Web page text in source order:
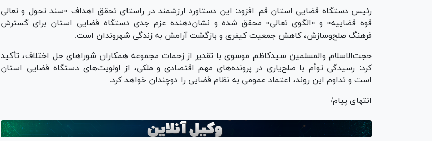
رئیس دستگاه قضایی استان قم افزود: این دستاورد ارزشمند در راستای تحقق اهداف «سند تحول و تعالی
قوه قضاییه» و «الگوی تعالی» محقق شده و نشان‌دهنده عزم جدی دستگاه قضایی استان برای گسترش
فرهنگ صلح‌وسازش، کاهش جمعیت کیفری و بازگشت آرامش به زندگی شهروندان است.
حجت‌الاسلام والمسلمین سیدکاظم موسوی با تقدیر از زحمات مجموعه همکاران شورا‌های حل اختلاف، تأکید
کرد: رسیدگی توأم با صلح‌یاری در پرونده‌های مهم اقتصادی و ملکی، از اولویت‌های دستگاه قضایی استان
است و تداوم این روند، اعتماد عمومی به نظام قضایی را دوچندان خواهد کرد.
انتهای پیام/